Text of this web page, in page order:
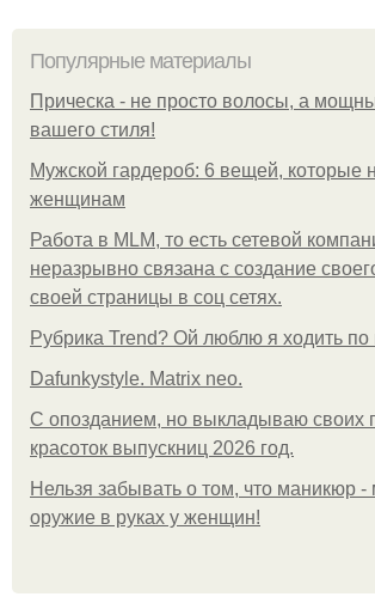
Популярные материалы
Прическа - не просто волосы, а
вашего стиля!
Мужской гардероб: 6 вещей, которые
женщинам
Работа в MLM, то есть сетевой
неразрывно связана с создание
своей страницы в соц сетях.
Рубрика Trend? Ой люблю я ходить по
Dafunkystyle. Matrix neo.
С опозданием, но выкладываю своих
красоток выпускниц 2026 год.
Нельзя забывать о том, что маникюр
оружие в руках у женщин!